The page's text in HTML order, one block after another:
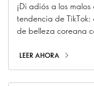
¡Di adiós a los
tendencia de TikTok:
de belleza coreana
obtener un aspecto
¿realmente funciona
LEER AHORA